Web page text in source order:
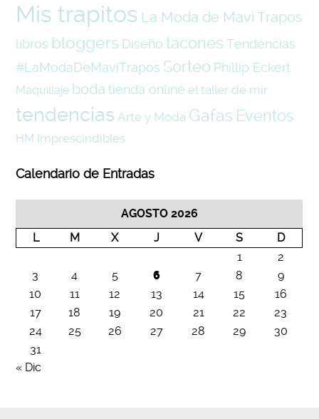
Mis trapitos La Moda de Mavi Trapos
libros bloggers Diseño tacones Tendencias
#LaModaDeMaviTrapos Sorteo Phillip Eckert
Maquillaje boda tienda online el taller de mir
tendencias Arte y Moda Gafas Eventos
HM Imprescindibles
Calendario de Entradas
AGOSTO 2026
L
M X J V S
D
1
2
3
4 5 6 7 8
9
10
11 12 13 14 15
16
17
18 19 20 21 22
23
24
25 26 27 28 29
30
31
« Dic